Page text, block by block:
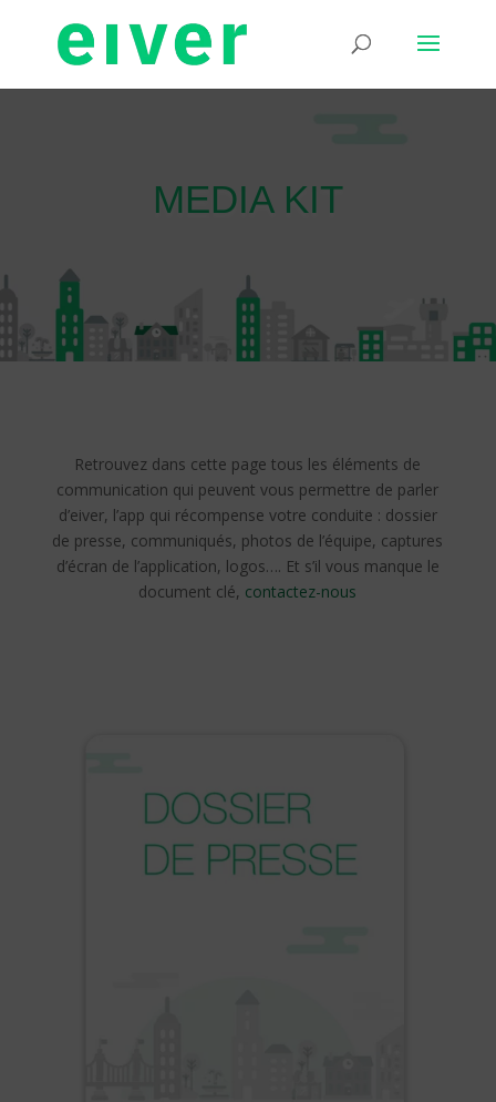
MEDIA KIT
Retrouvez dans cette page tous les éléments de
communication qui peuvent vous permettre de parler
d’eiver, l’app qui récompense votre conduite : dossier
de presse, communiqués, photos de l’équipe, captures
d’écran de l’application, logos…. Et s’il vous manque le
document clé, contactez-nous